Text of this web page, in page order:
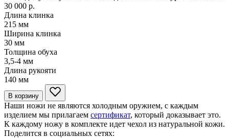
30 000 р.
Длина клинка
215 мм
Ширина клинка
30 мм
Толщина обуха
3,5-4 мм
Длина рукояти
140 мм
В корзину
Наши ножи не являются холодным оружием, с каждым
изделием мы прилагаем сертификат, который доказывает это.
К каждому ножу в комплекте идет чехол из натуральной кожи.
Поделится в социальных сетях: